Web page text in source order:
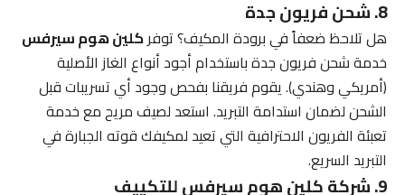
هل تلاحظ ضعفاً في برودة المكيف؟ توفركلين هوم سيرفس
خدمة شحن فريون جدة باستخدام أجود أنواع الغاز الأصلية
(أمريكي وهندي). يقوم فريقنا بفحص وجود أي تسريبات قبل
الشحن لضمان استدامة التبريد. استعد لصيف مريح مع خدمة
تعبئة الفريون الاحترافية التي تعيد لمكيفك قوته الجبارة في
التبريد السريع.